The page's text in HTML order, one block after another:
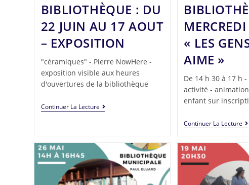
BIBLIOTHÈQUE : DU
22 JUIN AU 17 AOUT
– EXPOSITION
"céramiques" - Pierre NowHere -
exposition visible aux heures
d'ouvertures de la bibliothèque
Continuer La Lecture
« LES
AIME »
De 14 h 30 à 17 h
activité -
enfant sur
Continuer La Lecture